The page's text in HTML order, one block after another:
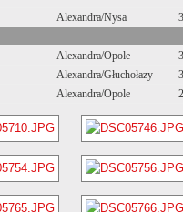
Alexandra/Nysa
Alexandra/Opole
Alexandra/Głuchołazy
Alexandra/Opole